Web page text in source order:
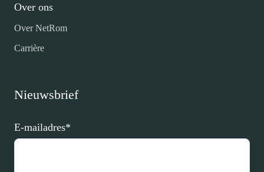
Over ons
Over NetRom
Carrière
Nieuwsbrief
E-mailadres*